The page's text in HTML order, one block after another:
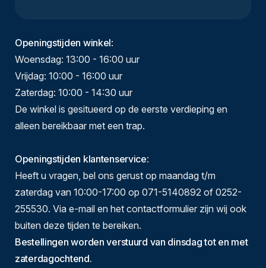
Openingstijden winkel:
Woensdag: 13:00 - 16:00 uur
Vrijdag: 10:00 - 16:00 uur
Zaterdag: 10:00 - 14:30 uur
De winkel is gesitueerd op de eerste verdieping en
alleen bereikbaar met een trap.
Openingstijden klantenservice:
Heeft u vragen, bel ons gerust op maandag t/m
zaterdag van 10:00-17:00 op 071-5140892 of 0252-
255530. Via e-mail en het contactformulier zijn wij ook
buiten deze tijden te bereiken.
Bestellingen worden verstuurd van dinsdag tot en met
zaterdagochtend.